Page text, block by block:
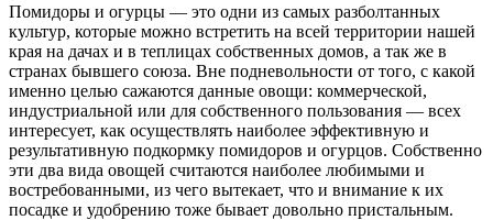
Помидоры и огурцы — это одни из самых разболтанных
культур, которые можно встретить на всей территории нашей
края на дачах и в теплицах собственных домов, а так же в
странах бывшего союза. Вне подневольности от того, с какой
именно целью сажаются данные овощи: коммерческой,
индустриальной или для собственного пользования — всех
интересует, как осуществлять наиболее эффективную и
результативную подкормку помидоров и огурцов. Собственно
эти два вида овощей считаются наиболее любимыми и
востребованными, из чего вытекает, что и внимание к их
посадке и удобрению тоже бывает довольно пристальным.